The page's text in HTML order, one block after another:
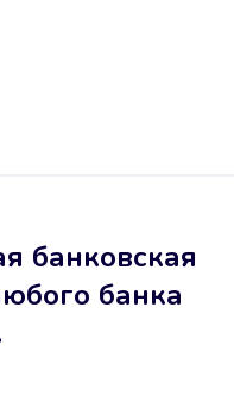
банковская
банка